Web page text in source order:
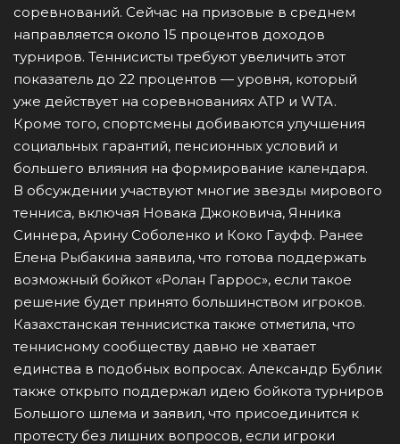
соревнований. Сейчас на призовые в среднем
направляется около 15 процентов доходов
турниров. Теннисисты требуют увеличить этот
показатель до 22 процентов — уровня, который
уже действует на соревнованиях ATP и WTA.
Кроме того, спортсмены добиваются улучшения
социальных гарантий, пенсионных условий и
большего влияния на формирование календаря.
В обсуждении участвуют многие звезды мирового
тенниса, включая Новака Джоковича, Янника
Синнера, Арину Соболенко и Коко Гауфф. Ранее
Елена Рыбакина заявила, что готова поддержать
возможный бойкот «Ролан Гаррос», если такое
решение будет принято большинством игроков.
Казахстанская теннисистка также отметила, что
теннисному сообществу давно не хватает
единства в подобных вопросах. Александр Бублик
также открыто поддержал идею бойкота турниров
Большого шлема и заявил, что присоединится к
протесту без лишних вопросов, если игроки